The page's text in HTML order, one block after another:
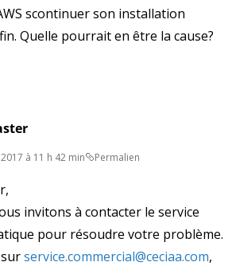
scontinuer son installation
Quelle pourrait en être la cause?
à 11 h 42 min Permalien
invitons à contacter le service
pour résoudre votre problème.
service.commercial@ceciaa.com,